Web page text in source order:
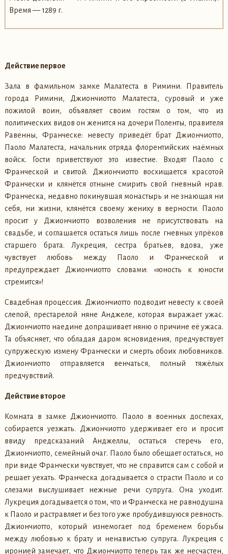
Время — 1289 г.
Действие первое
Зала в фамильном замке Малатеста в Римини. Правитель
города Римини, Джиончиотто Малатеста, суровый и уже
пожилой воин, объявляет своим гостям о том, что из
политических видов он женится на дочери Поленты, правителя
Равенны, Франческе: невесту приведёт брат Джиончиотто,
Паоло Малатеста, начальник отряда флорентийских наёмных
войск. Гости приветствуют это известие. Входят Паоло с
Франческой и свитой. Джиончиотто восхищается красотой
Франчески и клянётся отныне смирить свой гневный нрав.
Франческа, недавно покинувшая монастырь и не знающая ни
себя, ни жизни, клянётся своему жениху в верности. Паоло
просит у Джиончиотто возволения не присутствовать на
свадьбе, и соглашается остаться лишь после гневных упрёков
старшего брата. Лукреция, сестра братьев, вдова, уже
чувствует любовь между Паоло и Франческой и
предупреждает Джиончиотто словами: «юность к юности
стремится»!
Свадебная процессия. Джиончиотто подводит невесту к своей
слепой, престарелой няне Анджеле, которая выражает ужас.
Джиончиотто наедине допрашивает няню о причине её ужаса.
Та объясняет, что обладая даром ясновидения, предчувствует
супружескую измену Франчески и смерть обоих любовников.
Джиончиотто отправляется венчаться, полный тяжёлых
предчувствий.
Действие второе
Комната в замке Джиончиотто. Паоло в военных доспехах,
собирается уезжать. Джиончиотто удерживает его и просит
ввиду предсказаний Анджеллы, остаться стеречь его,
Джиончиотто, семейный очаг. Паоло было обещает остаться, но
при виде Франчески чувствует, что не справится сам с собой и
решает уехать. Франческа догадывается о страсти Паоло и со
слезами выслушивает нежные речи супруга. Она уходит.
Лукреция догадывается о том, что и Франческа не равнодушна
к Паоло и растравляет и без того уже пробудившуюся ревность.
Джиончиотто, который изнемогает под бременем борьбы
между любовью к брату и ненавистью супруга. Лукреция с
иронией замечает, что Джиончиотто теперь так же несчастен,